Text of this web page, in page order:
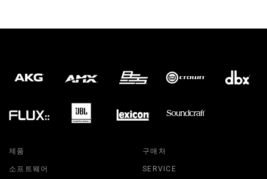
제품
소프트웨어
구매처
SERVICE